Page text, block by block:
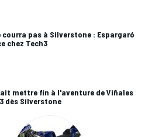
courra pas à Silverstone : Espargaró
chez Tech3
mettre fin à l'aventure de Viñales
dès Silverstone